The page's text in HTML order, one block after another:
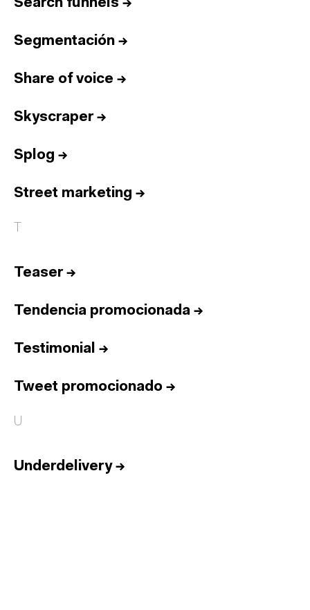
Search funnels →
Segmentación →
Share of voice →
Skyscraper→
Splog →
Street marketing →
T
Teaser→
Tendencia promocionada →
Testimonial →
Tweet promocionado →
U
Underdelivery→